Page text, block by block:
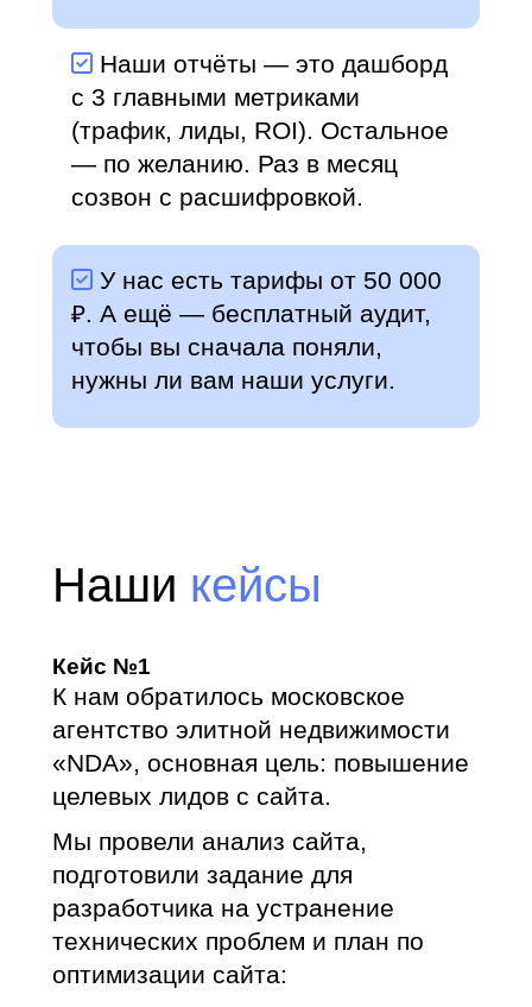
Наши отчёты — это дашборд
с 3 главными метриками
(трафик, лиды, ROI). Остальное
— по желанию. Раз в месяц
созвон с расшифровкой.
У нас есть тарифы от 50 000
₽. А ещё — бесплатный аудит,
чтобы вы сначала поняли,
нужны ли вам наши услуги.
Наши кейсы
Кейс №1
К нам обратилось московское
агентство элитной недвижимости
«NDA», основная цель: повышение
целевых лидов с сайта.
Мы провели анализ сайта,
подготовили задание для
разработчика на устранение
технических проблем и план по
оптимизации сайта: